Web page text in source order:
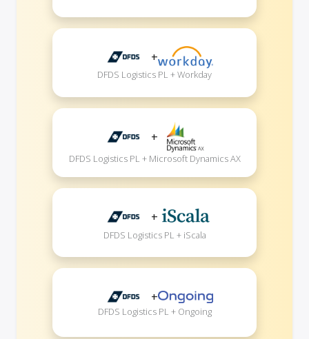
+
DFDS Logistics PL + Workday
+
DFDS Logistics PL + Microsoft Dynamics AX
+
DFDS Logistics PL + iScala
+
DFDS Logistics PL + Ongoing